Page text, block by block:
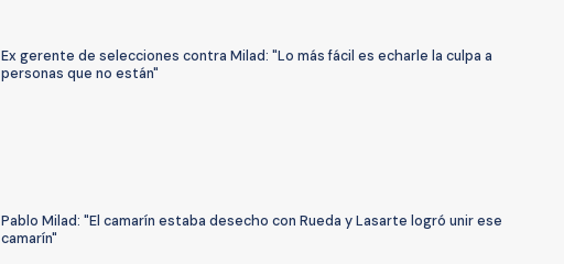
Ex gerente de selecciones contra Milad: "Lo más fácil es echarle la culpa a
personas que no están"
Pablo Milad: "El camarín estaba desecho con Rueda y Lasarte logró unir ese
camarín"